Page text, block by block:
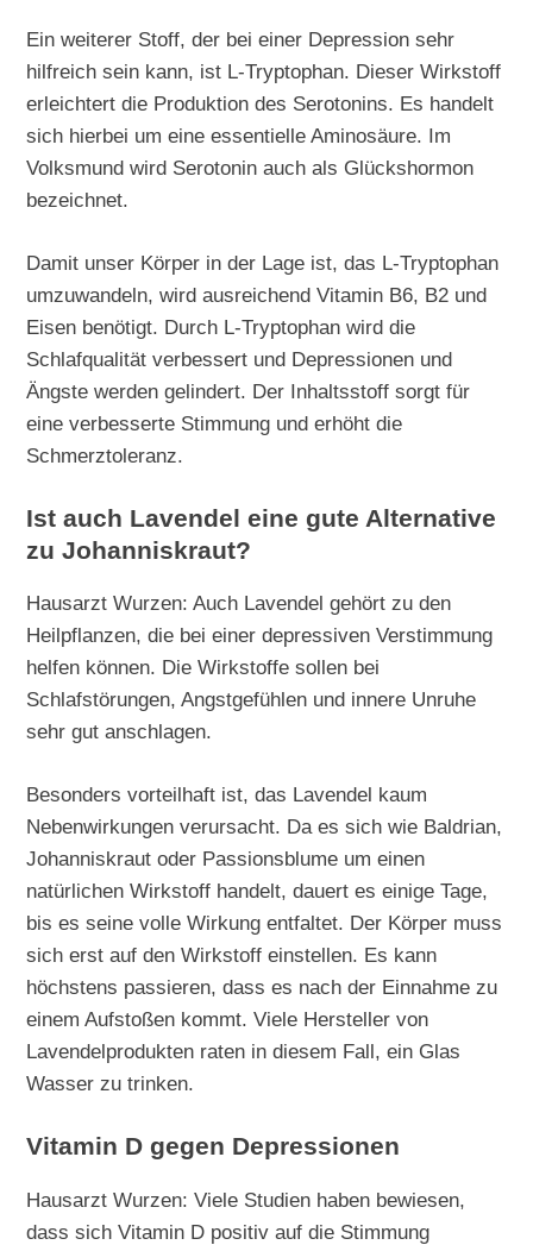
Ein weiterer Stoff, der bei einer Depression sehr
hilfreich sein kann, ist L-Tryptophan. Dieser Wirkstoff
erleichtert die Produktion des Serotonins. Es handelt
sich hierbei um eine essentielle Aminosäure. Im
Volksmund wird Serotonin auch als Glückshormon
bezeichnet.
Damit unser Körper in der Lage ist, das L-Tryptophan
umzuwandeln, wird ausreichend Vitamin B6, B2 und
Eisen benötigt. Durch L-Tryptophan wird die
Schlafqualität verbessert und Depressionen und
Ängste werden gelindert. Der Inhaltsstoff sorgt für
eine verbesserte Stimmung und erhöht die
Schmerztoleranz.
Ist auch Lavendel eine gute Alternative
zu Johanniskraut?
Hausarzt Wurzen: Auch Lavendel gehört zu den
Heilpflanzen, die bei einer depressiven Verstimmung
helfen können. Die Wirkstoffe sollen bei
Schlafstörungen, Angstgefühlen und innere Unruhe
sehr gut anschlagen.
Besonders vorteilhaft ist, das Lavendel kaum
Nebenwirkungen verursacht. Da es sich wie Baldrian,
Johanniskraut oder Passionsblume um einen
natürlichen Wirkstoff handelt, dauert es einige Tage,
bis es seine volle Wirkung entfaltet. Der Körper muss
sich erst auf den Wirkstoff einstellen. Es kann
höchstens passieren, dass es nach der Einnahme zu
einem Aufstoßen kommt. Viele Hersteller von
Lavendelprodukten raten in diesem Fall, ein Glas
Wasser zu trinken.
Vitamin D gegen Depressionen
Hausarzt Wurzen: Viele Studien haben bewiesen,
dass sich Vitamin D positiv auf die Stimmung